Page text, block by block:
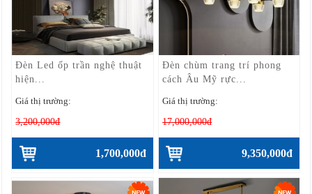
Đèn Led ốp trần nghệ thuật
hiện...
Giá thị trường:
3,200,000đ
1,700,000đ
Đèn chùm trang trí phong
cách Âu Mỹ rực...
Giá thị trường:
17,000,000đ
9,350,000đ